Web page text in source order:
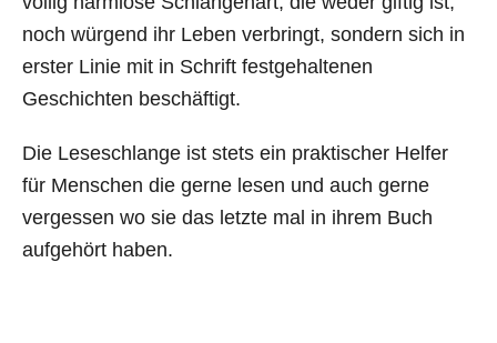
noch würgend ihr Leben verbringt, sondern sich in
erster Linie mit in Schrift festgehaltenen
Geschichten beschäftigt.
Die Leseschlange ist stets ein praktischer Helfer
für Menschen die gerne lesen und auch gerne
vergessen wo sie das letzte mal in ihrem Buch
aufgehört haben.